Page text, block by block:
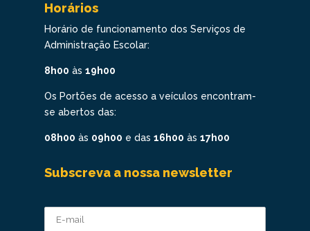
Horários
Horário de funcionamento dos Serviços de
Administração Escolar:
8h00 às 19h00
Os Portões de acesso a veículos encontram-
se abertos das:
08h00 às 09h00 e das 16h00 às 17h00
Subscreva a nossa newsletter